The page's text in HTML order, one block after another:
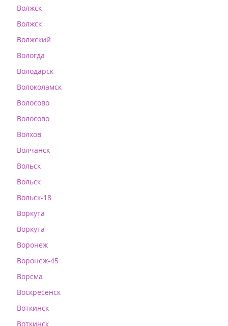
Волжск
Волжск
Волжский
Вологда
Володарск
Волоколамск
Волосово
Волосово
Волхов
Волчанск
Вольск
Вольск
Вольск-18
Воркута
Воркута
Воронеж
Воронеж-45
Ворсма
Воскресенск
Воткинск
Воткинск